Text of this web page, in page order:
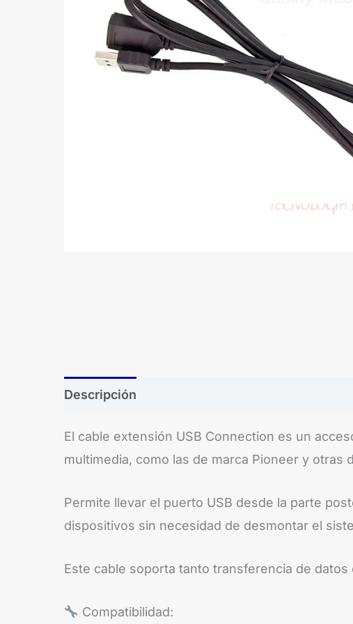
Descripción
El cable extensión USB Connection es un
multimedia, como las de marca Pioneer y otras
Permite llevar el puerto USB desde la parte
dispositivos sin necesidad de desmontar el
Este cable soporta tanto transferencia de
Compatibilidad: